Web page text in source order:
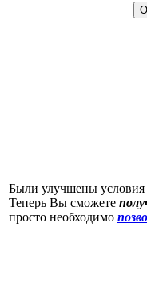
Были улучшены условия
Теперь Вы сможете
просто необходимо